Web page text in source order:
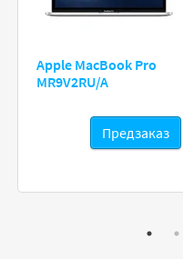
Apple MacBook Pro
MR9V2RU/A
Предзаказ